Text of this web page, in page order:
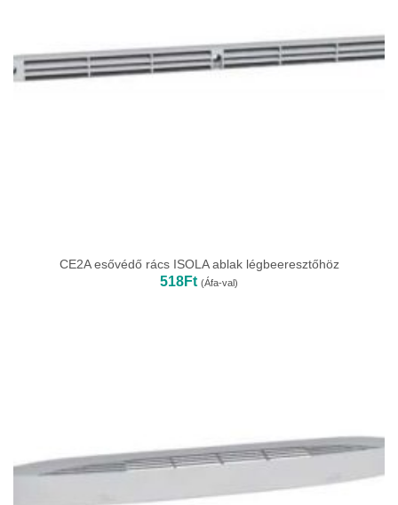
CE2A esővédő rács ISOLA ablak légbeeresztőhöz
518Ft (Áfa-val)